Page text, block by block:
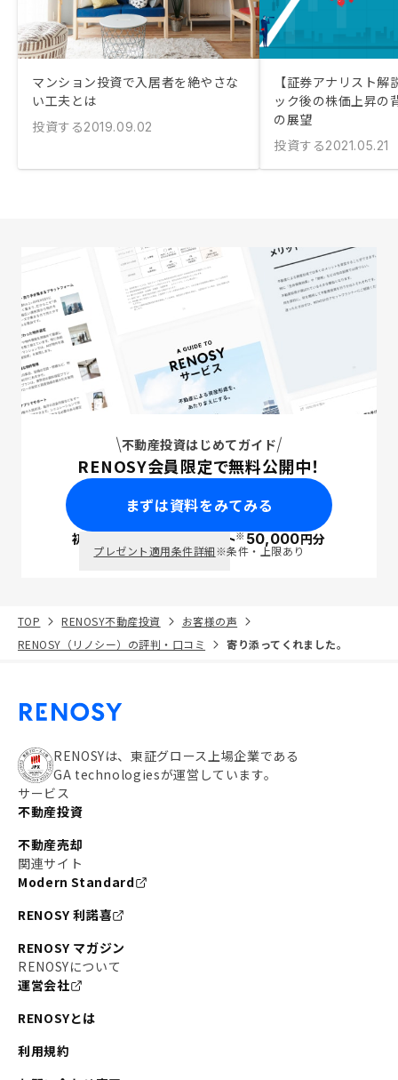
マンション投資で入居者を絶やさな
い工夫とは
投資する2019.09.02
【証券アナリスト
ック後の株価上昇の
の展望
投資する2021.05.21
不動産投資はじめてガイド
RENOSY会員限定で無料公開中！
まずは資料をみてみる
初回面談で ポイント※50,000円分
プレゼント適用条件詳細※条件・上限あり
TOP RENOSY不動産投資
お客様の声
RENOSY（リノシー）の評判・口コミ
寄り添ってくれました。
RENOSYは、東証グロース上場企業である
GA technologiesが運営しています。
サービス
不動産投資
不動産売却
関連サイト
Modern Standard
RENOSY 利諾喜
RENOSY マガジン
RENOSYについて
運営会社
RENOSYとは
利用規約